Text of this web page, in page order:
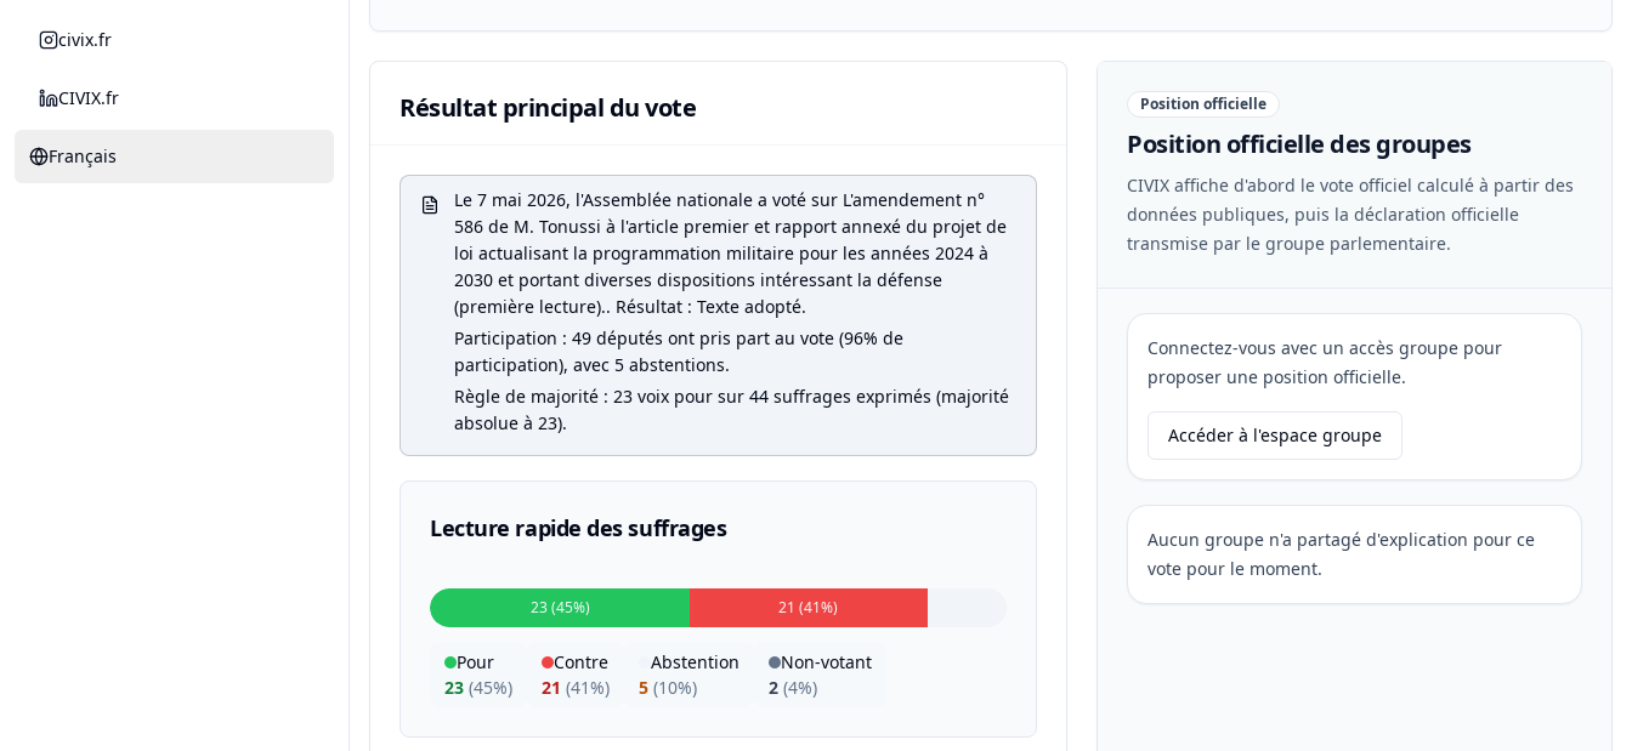
civix.fr
CIVIX.fr
Français
Résultat principal du vote
Le 7 mai 2026, l'Assemblée nationale a voté sur L'amendement n°
586 de M. Tonussi à l'article premier et rapport annexé du projet de
loi actualisant la programmation militaire pour les années 2024 à
2030 et portant diverses dispositions intéressant la défense
(première lecture).. Résultat : Texte adopté.
Participation : 49 députés ont pris part au vote (96% de
participation), avec 5 abstentions.
Règle de majorité : 23 voix pour sur 44 suffrages exprimés (majorité
absolue à 23).
Lecture rapide des suffrages
23 (45%) 21 (41%)
Pour
23 (45%)
Contre
21 (41%)
Abstention
5 (10%)
Non-votant
2 (4%)
Position officielle
Position officielle des groupes
CIVIX affiche d'abord le vote officiel calculé à partir des
données publiques, puis la déclaration officielle
transmise par le groupe parlementaire.
Connectez-vous avec un accès groupe pour
proposer une position officielle.
Accéder à l'espace groupe
Aucun groupe n'a partagé d'explication pour ce
vote pour le moment.